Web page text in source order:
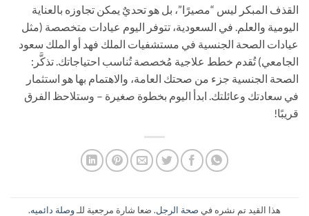
القذف المبكر ليس “مصيرًا”، بل هو تحديٌ يمكن تجاوزه بالعناية
اليومية والعلم. في السعودية، تتوفر اليوم عيادات متخصصة (مثل
عيادات الصحة الجنسية في مستشفيات الملك فهد أو الملك سعود
الجامعي) تُقدم خطط علاجية مُخصصة تُناسب احتياجاتك. تذكَّر:
الصحة الجنسية جزء من صحتك العامة، والاهتمام بها هو استثمار
في سعادتك وعائلتك. ابدأ اليوم بخطوة صغيرة – وستلاحظ الفرق
قريبًا!
هذا القيد تم نشره في صحة الرجل. ضعا شارة مرجعية للـوصلة دائميه.